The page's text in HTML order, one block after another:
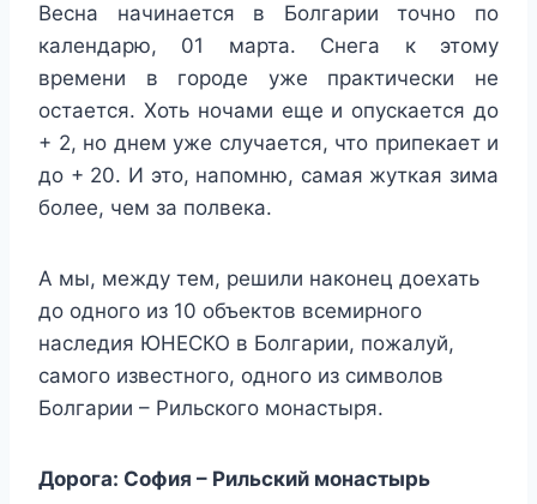
Весна начинается в Болгарии точно по
календарю, 01 марта. Снега к этому
времени в городе уже практически не
остается. Хоть ночами еще и опускается до
+ 2, но днем уже случается, что припекает и
до + 20. И это, напомню, самая жуткая зима
более, чем за полвека.
А мы, между тем, решили наконец доехать
до одного из 10 объектов всемирного
наследия ЮНЕСКО в Болгарии, пожалуй,
самого известного, одного из символов
Болгарии – Рильского монастыря.
Дорога: София – Рильский монастырь